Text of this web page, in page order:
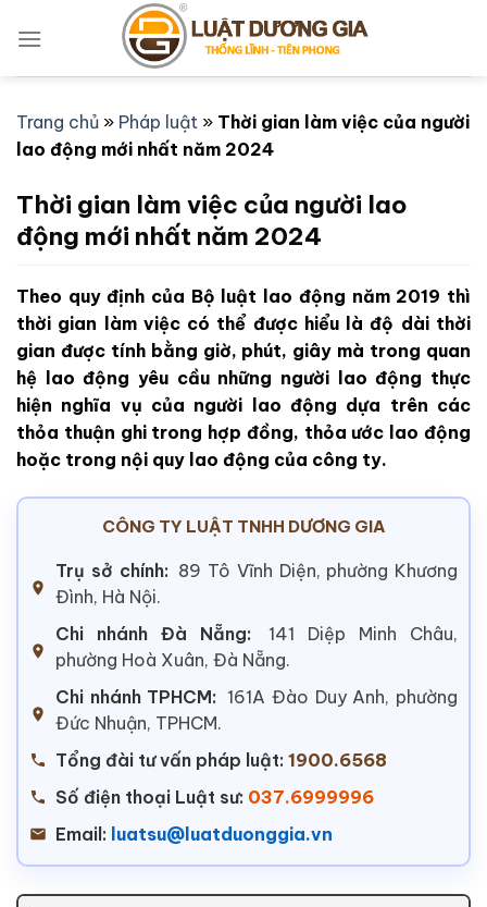
qua
Trang chủ » Pháp luật » Thời gian làm việc của người
lao động mới nhất năm 2024
Thời gian làm việc của người lao
động mới nhất năm 2024
Theo quy định của Bộ luật lao động năm 2019 thì
thời gian làm việc có thể được hiểu là độ dài thời
gian được tính bằng giờ, phút, giây mà trong quan
hệ lao động yêu cầu những người lao động thực
hiện nghĩa vụ của người lao động dựa trên các
thỏa thuận ghi trong hợp đồng, thỏa ước lao động
hoặc trong nội quy lao động của công ty.
CÔNG TY LUẬT TNHH DƯƠNG GIA
Trụ sở chính: 89 Tô Vĩnh Diện, phường Khương
Đình, Hà Nội.
Chi nhánh Đà Nẵng:
141 Diệp Minh Châu,
phường Hoà Xuân, Đà Nẵng.
Chi nhánh TPHCM: 161A Đào Duy Anh, phường
Đức Nhuận, TPHCM.
Tổng đài tư vấn pháp luật: 1900.6568
Số điện thoại Luật sư: 037.6999996
Email: luatsu@luatduonggia.vn